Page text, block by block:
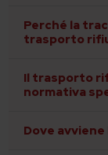
Perché la
trasporto
Il trasporto
normativa
Dove